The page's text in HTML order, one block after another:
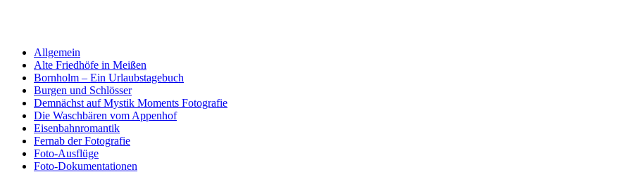
Allgemein
Alte Friedhöfe in Meißen
Bornholm – Ein Urlaubstagebuch
Burgen und Schlösser
Demnächst auf Mystik Moments Fotografie
Die Waschbären vom Appenhof
Eisenbahnromantik
Fernab der Fotografie
Foto-Ausflüge
Foto-Dokumentationen